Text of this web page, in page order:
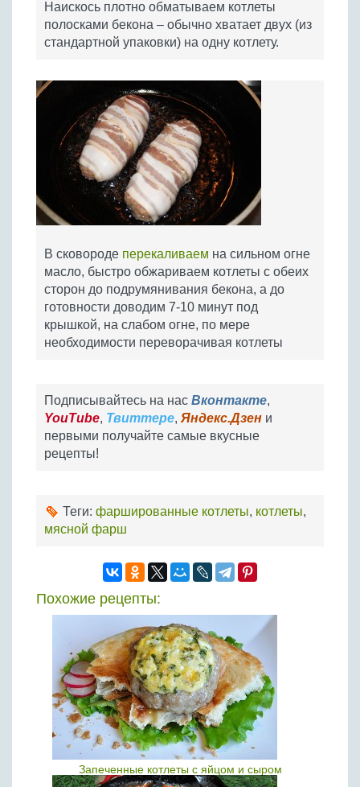
Наискось плотно обматываем котлеты
полосками бекона – обычно хватает двух (из
стандартной упаковки) на одну котлету.
В сковороде перекаливаем на сильном огне
масло, быстро обжариваем котлеты с обеих
сторон до подрумянивания бекона, а до
готовности доводим 7-10 минут под
крышкой, на слабом огне, по мере
необходимости переворачивая котлеты
Подписывайтесь на нас Вконтакте,
YouTube, Твиттере, Яндекс.Дзен и
первыми получайте самые вкусные
рецепты!
Теги: фаршированные котлеты, котлеты,
мясной фарш
Похожие рецепты:
Запеченные котлеты с яйцом и сыром